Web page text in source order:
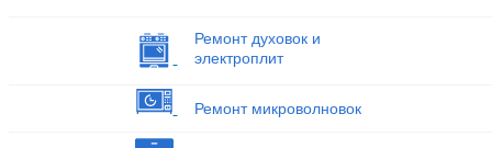
Ремонт духовок и
электроплит
Ремонт микроволновок